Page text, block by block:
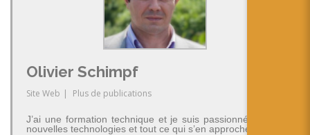
Olivier Schimpf
Site Web | Plus de publications
J’ai une formation technique et je suis passionné par les
nouvelles technologies et tout ce qui s’en approche.